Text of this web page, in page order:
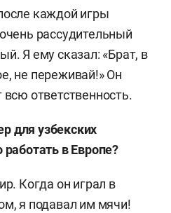
каждой игры
рассудительный
Я ему сказал: «Брат, в
не переживай!» Он
ответственность.
для узбекских
в Европе?
Когда он играл в
я подавал им мячи!